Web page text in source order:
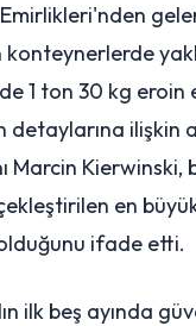
konteynerlerde
1 ton 30 kg eroin
detaylarına ilişkin
Marcin Kierwinski,
en
ifade etti.
ilk beş ayında